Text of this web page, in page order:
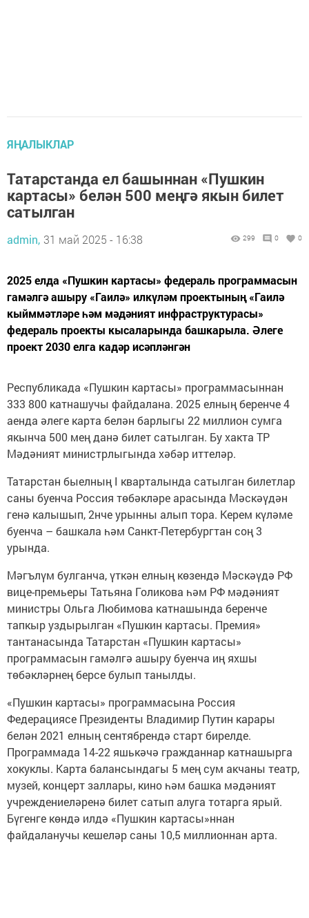
ЯҢАЛЫКЛАР
Татарстанда ел башыннан «Пушкин
картасы» белән 500 меңгә якын билет
сатылган
admin, 31 май 2025 - 16:38 299 0 0
2025 елда «Пушкин картасы» федераль программасын
гамәлгә ашыру «Гаилә» илкүләм проектының «Гаилә
кыйммәтләре һәм мәдәният инфраструктурасы»
федераль проекты кысаларында башкарыла. Әлеге
проект 2030 елга кадәр исәпләнгән
Республикада «Пушкин картасы» программасыннан
333 800 катнашучы файдалана. 2025 елның беренче 4
аенда әлеге карта белән барлыгы 22 миллион сумга
якынча 500 мең данә билет сатылган. Бу хакта ТР
Мәдәният министрлыгында хәбәр иттеләр.
Татарстан быелның I кварталында сатылган билетлар
саны буенча Россия төбәкләре арасында Мәскәүдән
генә калышып, 2нче урынны алып тора. Керем күләме
буенча – башкала һәм Санкт-Петербургтан соң 3
урында.
Мәгълүм булганча, үткән елның көзендә Мәскәүдә РФ
вице-премьеры Татьяна Голикова һәм РФ мәдәният
министры Ольга Любимова катнашында беренче
тапкыр уздырылган «Пушкин картасы. Премия»
тантанасында Татарстан «Пушкин картасы»
программасын гамәлгә ашыру буенча иң яхшы
төбәкләрнең берсе булып танылды.
«Пушкин картасы» программасына Россия
Федерациясе Президенты Владимир Путин карары
белән 2021 елның сентябрендә старт бирелде.
Программада 14-22 яшькәчә гражданнар катнашырга
хокуклы. Карта балансындагы 5 мең сум акчаны театр,
музей, концерт заллары, кино һәм башка мәдәният
учреждениеләренә билет сатып алуга тотарга ярый.
Бүгенге көндә илдә «Пушкин картасы»ннан
файдаланучы кешеләр саны 10,5 миллионнан арта.